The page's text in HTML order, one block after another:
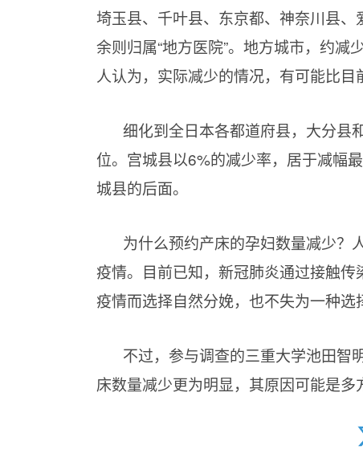
埼玉县、千叶县、东京都、神奈川县、
余则归属“地方医院”。地方城市，约
人认为，实际减少的情况，有可能比目
细化到全日本各都道府县，大分县
位。宫城县以6%的减少率，居于减幅
城县的后面。
为什么预约产床的孕妇数量减少？
疫情。目前已知，新冠肺炎通过接触
疫情而选择自然分娩，也不失为一种选
不过，参与调查的三重大学池田智
床数量减少更为明显，其原因可能是多